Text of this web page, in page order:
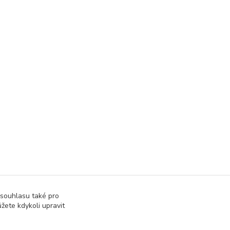
také pro
kdykoli upravit